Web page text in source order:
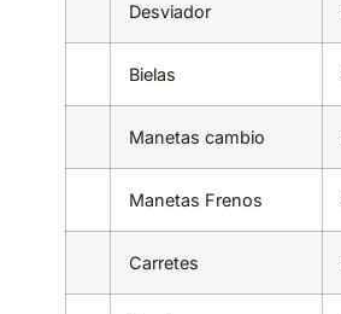
Desviador
Bielas
Manetas cambio
Manetas Frenos
Carretes